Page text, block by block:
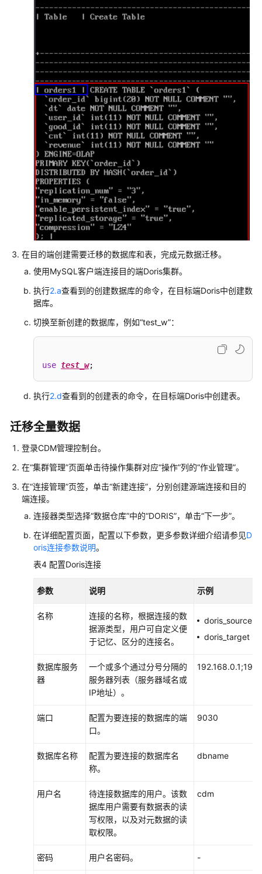
集
群
CDM
服
务
迁
移
Doris
数
据
至
MRS
集
群
通
过
CCR
本
迁
移
到
MRS
集
使
用
Flink
作
业
实
同
步
MRS
数
至
群
云
对
生
接
在目的端创建需要迁移的数据库和表，完成元数据迁移。
使用MySQL客户端连接目的端Doris集群。
执行2.a查看到的创建数据库的命令，在目标端Doris中创建数
据库。
切换至新创建的数据库，例如“test_w”：
use test_w;
执行2.d查看到的创建表的命令，在目标端Doris中创建表。
迁移全量数据
登录CDM管理控制台。
在“集群管理”页面单击待操作集群对应“操作”列的“作业管理”。
在“连接管理”页签，单击“新建连接”，分别创建源端连接和目的
端连接。
连接器类型选择“数据仓库”中的“DORIS”，单击“下一步”。
在详细配置页面，配置以下参数，更多参数详细介绍请参见D
oris连接参数说明。
表4 配置Doris连接
参数 说明 示例
名称
连接的名称，根据连接的数
据源类型，用户可自定义便
于记忆、区分的连接名。
doris_source
doris_target
数据库服务
器
一个或多个通过分号分隔的
服务器列表（服务器域名或
IP地址）。
端口
配置为要连接的数据库的端
口。
9030
数据库名称
配置为要连接的数据库名
称。
dbname
用户名
待连接数据库的用户。该数
据库用户需要有数据表的读
写权限，以及对元数据的读
取权限。
cdm
密码 用户名密码。 -